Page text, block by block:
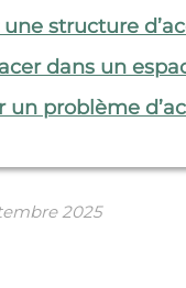
une structure
dans un
un problème
2025